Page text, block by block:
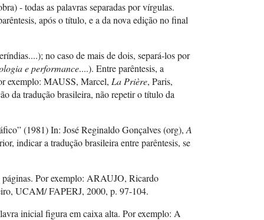
- todas as palavras separadas por vírgulas.
após o título, e a da nova edição no final
no caso de mais de dois, separá-los por
e performance....). Entre parêntesis, a
exemplo: MAUSS, Marcel, La Prière, Paris,
da tradução brasileira, não repetir o título da
(1981) In: José Reginaldo Gonçalves (org), A
indicar a tradução brasileira entre parêntesis, se
páginas. Por exemplo: ARAUJO, Ricardo
UCAM/ FAPERJ, 2000, p. 97-104.
inicial figura em caixa alta. Por exemplo: A